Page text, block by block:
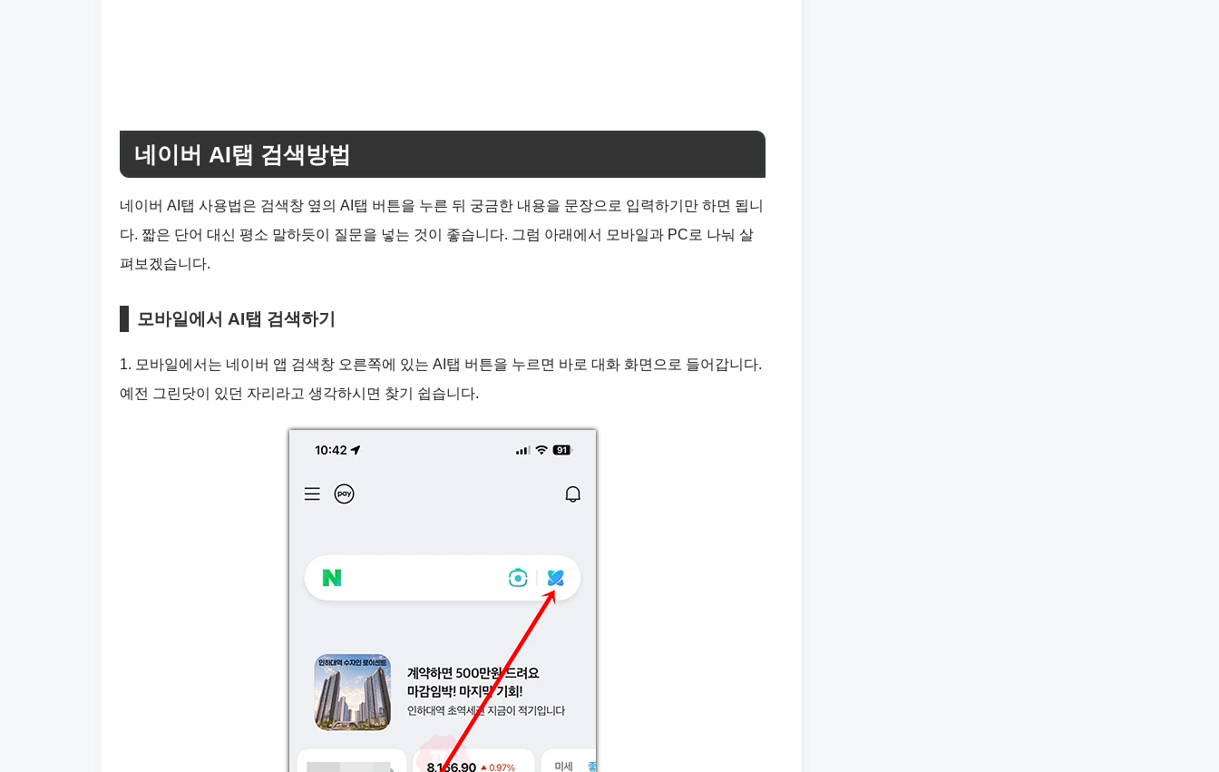
네이버 AI탭 검색방법
네이버 AI탭 사용법은 검색창 옆의 AI탭 버튼을 누른 뒤 궁금한 내용을 문장으로 입력하기만 하면 됩니
다. 짧은 단어 대신 평소 말하듯이 질문을 넣는 것이 좋습니다. 그럼 아래에서 모바일과 PC로 나눠 살
펴보겠습니다.
모바일에서 AI탭 검색하기
1. 모바일에서는 네이버 앱 검색창 오른쪽에 있는 AI탭 버튼을 누르면 바로 대화 화면으로 들어갑니다.
예전 그린닷이 있던 자리라고 생각하시면 찾기 쉽습니다.